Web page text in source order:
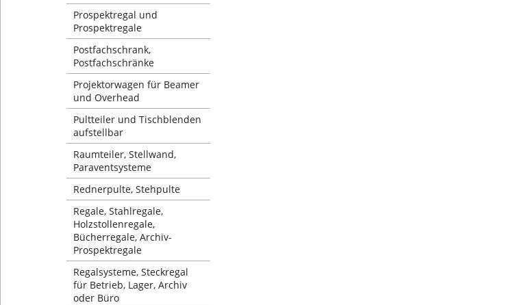
Prospektregal und
Prospektregale
Postfachschrank,
Postfachschränke
Projektorwagen für Beamer
und Overhead
Pultteiler und Tischblenden
aufstellbar
Raumteiler, Stellwand,
Paraventsysteme
Rednerpulte, Stehpulte
Regale, Stahlregale,
Holzstollenregale,
Bücherregale, Archiv-
Prospektregale
Regalsysteme, Steckregal
für Betrieb, Lager, Archiv
oder Büro